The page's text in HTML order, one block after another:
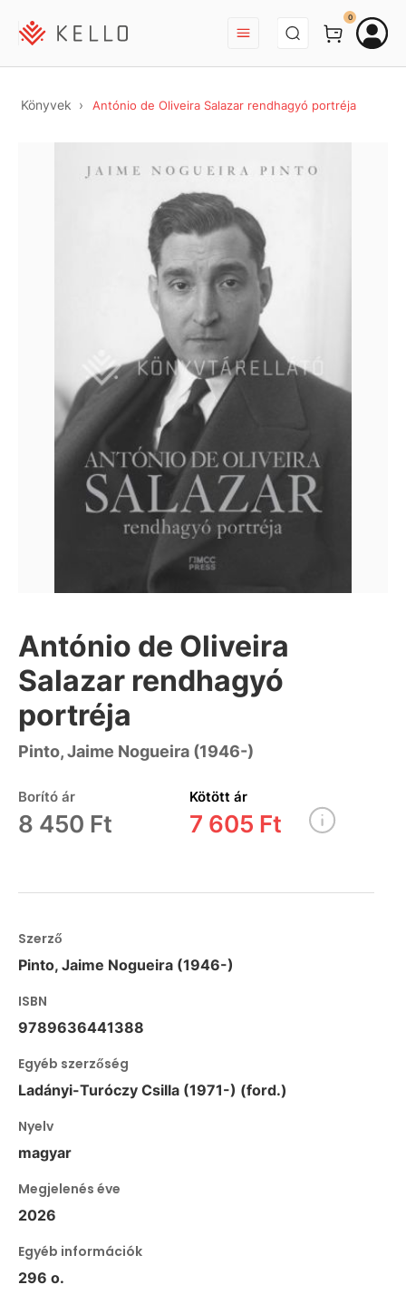
BEJELENTKEZÉS
0
Könyvek António de Oliveira Salazar rendhagyó portréja
António de Oliveira
Salazar rendhagyó
portréja
Pinto, Jaime Nogueira (1946-)
Borító ár
8 450 Ft
Kötött ár
7 605 Ft
Szerző
Pinto, Jaime Nogueira (1946-)
ISBN
9789636441388
Egyéb szerzőség
Ladányi-Turóczy Csilla (1971-) (ford.)
Nyelv
magyar
Megjelenés éve
2026
Egyéb információk
296 o.